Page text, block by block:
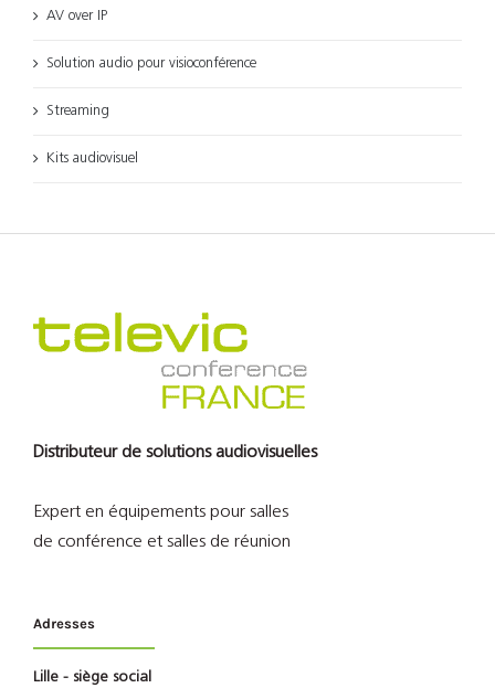
AV over IP
Solution audio pour visioconférence
Streaming
Kits audiovisuel
Distributeur de solutions audiovisuelles
Expert en équipements pour salles
de conférence et salles de réunion
Adresses
Lille - siège social